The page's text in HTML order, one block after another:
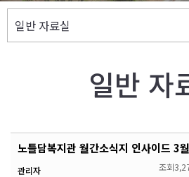
일반 자
노틀담복지관 월간소식지 인사이드 3
관리자 조회